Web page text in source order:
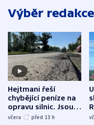
Výběr redakce
Hejtmani řeší
chybějící peníze na
opravu silnic. Jsou
nenárokové, namítá
včera před 13 h